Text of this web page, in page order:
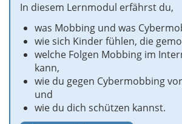
In diesem Lernmodul erfährst du,
was Mobbing und was
wie sich Kinder fühlen, die
welche Folgen Mobbing im
kann,
wie du gegen Cybermobbing
und
wie du dich schützen kannst.